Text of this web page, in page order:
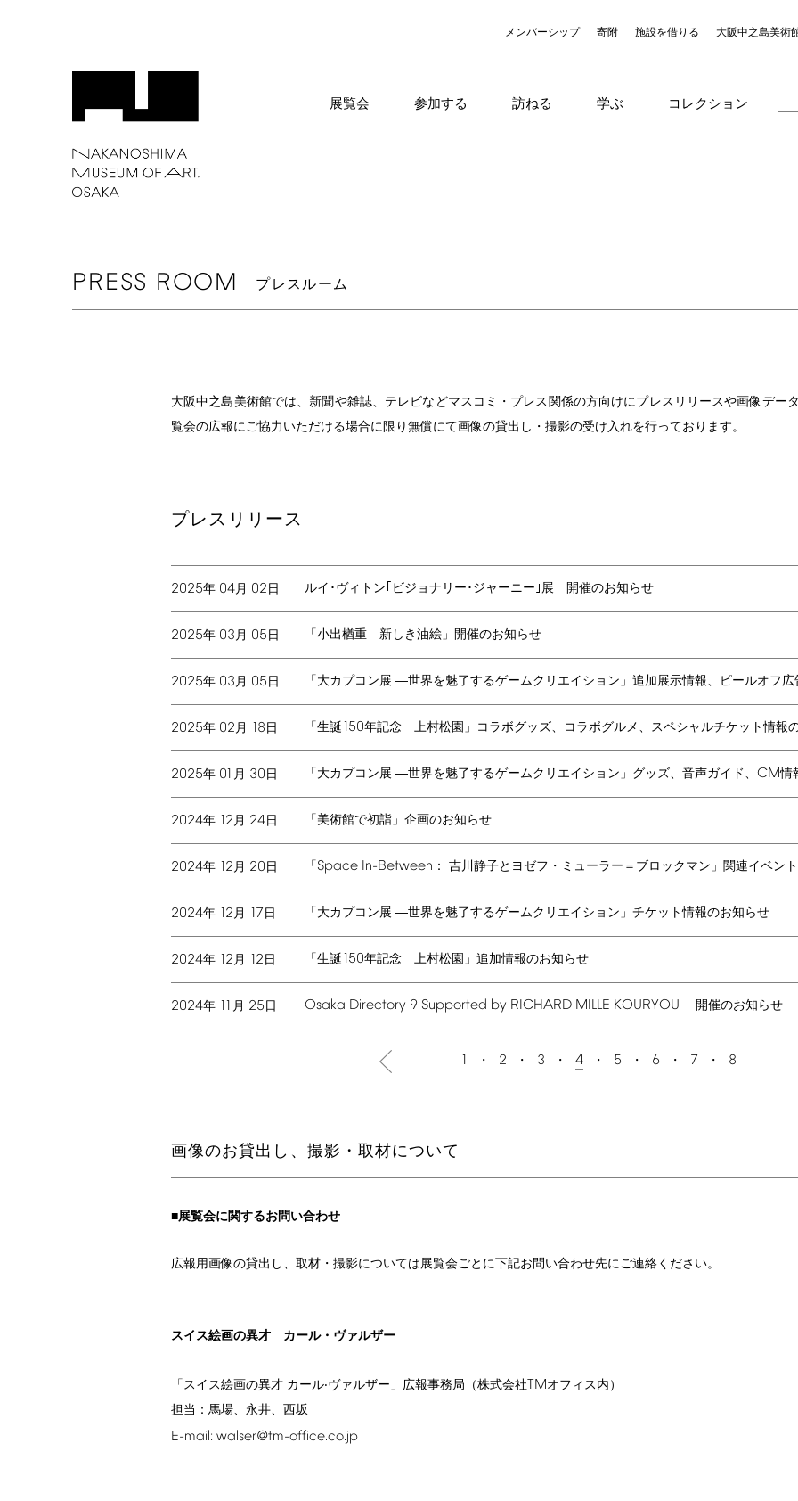
メンバーシップ 寄附 施設を借りる 大阪中之島美術
展覧会 参加する 訪ねる 学ぶ コレクション
PRESS ROOM プレスルーム
大阪中之島美術館では、新聞や雑誌、テレビなどマスコミ・プレス関係の方向けにプレスリリースや画像デー
覧会の広報にご協力いただける場合に限り無償にて画像の貸出し・撮影の受け入れを行っております。
プレスリリース
2025年 04月 02日 ルイ･ヴィトン｢ビジョナリー･ジャーニー｣展 開催のお知らせ
2025年 03月 05日 「小出楢󠄀重 新しき油絵」開催のお知らせ
2025年 03月 05日 「大カプコン展 ―世界を魅了するゲームクリエイション」追加展示情報、ピールオフ
2025年 02月 18日 「生誕150年記念 上村松園」コラボグッズ、コラボグルメ、スペシャルチケット情報
2025年 01 月 30日 「大カプコン展 ―世界を魅了するゲームクリエイション」グッズ、音声ガイド、 CM情
2024年 12月 24日 「美術館で初詣」企画のお知らせ
2024年 12月 20日 「 Space In-Between ： 吉川静子とヨゼフ・ミューラー＝ブロックマン」関連イベン
2024年 12月 17日 「大カプコン展 ―世界を魅了するゲームクリエイション」チケット情報のお知らせ
2024年 12月 12日 「生誕150年記念 上村松園」追加情報のお知らせ
2024年 11 月 25日 Osaka Directory 9 Supported by RICHARD MILLE KOURYOU 開催のお知らせ
1 2 3 4 5 6 7 8
画像のお貸出し、撮影・取材について
■展覧会に関するお問い合わせ
広報用画像の貸出し、取材・撮影については展覧会ごとに下記お問い合わせ先にご連絡ください。
スイス絵画の異才 カール・ヴァルザー
「スイス絵画の異才 カール‧ヴァルザー」広報事務局（株式会社TMオフィス内）
担当：⾺場、永井、⻄坂
E-mail: walser@tm-office.co.jp